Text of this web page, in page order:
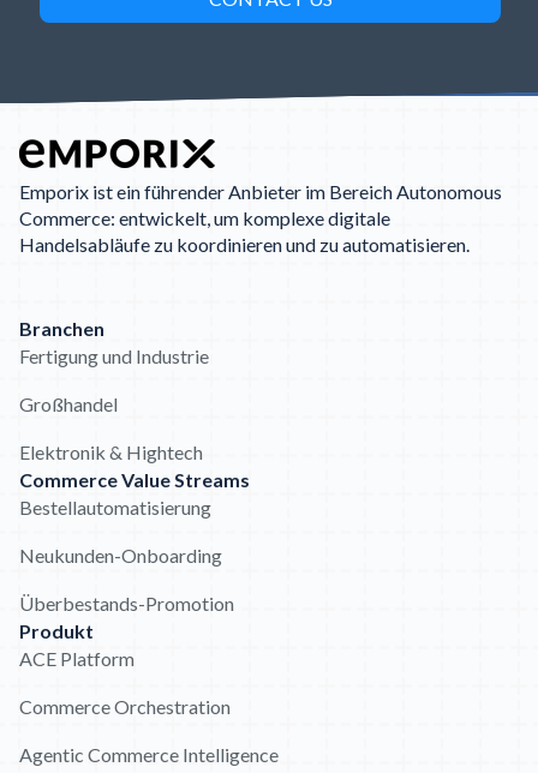
Emporix ist ein führender Anbieter im Bereich Autonomous
Commerce: entwickelt, um komplexe digitale
Handelsabläufe zu koordinieren und zu automatisieren.
Branchen
Fertigung und Industrie
Großhandel
Elektronik & Hightech
Commerce Value Streams
Bestellautomatisierung
Neukunden-Onboarding
Überbestands-Promotion
Produkt
ACE Platform
Commerce Orchestration
Agentic Commerce Intelligence